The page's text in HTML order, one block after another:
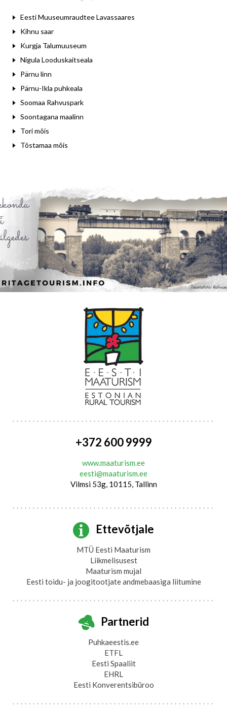
Eesti Muuseumraudtee Lavassaares
Kihnu saar
Kurgja Talumuuseum
Nigula Looduskaitseala
Pärnu linn
Pärnu-Ikla puhkeala
Soomaa Rahvuspark
Soontagana maalinn
Tori mõis
Tõstamaa mõis
+372 600 9999
www.maaturism.ee
eesti@maaturism.ee
Vilmsi 53g, 10115, Tallinn
Ettevõtjale
MTÜ Eesti Maaturism
Liikmelisusest
Maaturism mujal
Eesti toidu- ja joogitootjate andmebaasiga liitumine
Partnerid
Puhkaeestis.ee
ETFL
Eesti Spaaliit
EHRL
Eesti Konverentsibüroo